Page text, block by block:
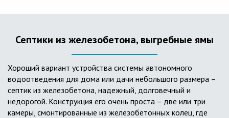
Септики из железобетона, выгребные ямы
Хороший вариант устройства системы автономного
водоотведения для дома или дачи небольшого размера –
септик из железобетона, надежный, долговечный и
недорогой. Конструкция его очень проста – две или три
камеры, смонтированные из железобетонных колец, где